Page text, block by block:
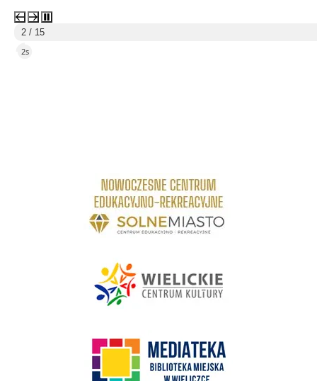
3 / 15
5s
link do strony Centrum Edukacyjno Rekreacyjne